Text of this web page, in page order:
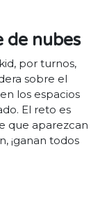
de nubes
por turnos,
sobre el
los espacios
El reto es
que aparezcan
¡ganan todos